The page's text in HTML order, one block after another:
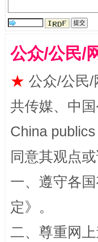
公众/公民/
★ 公众/公民/
共传媒、中
China
同意其观点
一、遵守各
定》。
二、尊重网